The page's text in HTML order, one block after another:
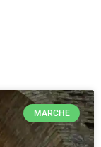
MARCHE